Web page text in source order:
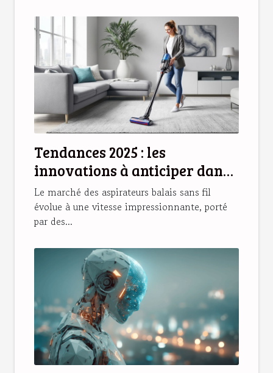
Tendances 2025 : les
innovations à anticiper dans
les aspirateurs balais sans fil
Le marché des aspirateurs balais sans fil
évolue à une vitesse impressionnante, porté
par des...